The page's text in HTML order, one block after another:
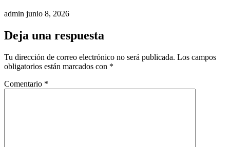
admin junio 8, 2026
Deja una respuesta
Tu dirección de correo electrónico no será publicada. Los campos
obligatorios están marcados con *
Comentario *